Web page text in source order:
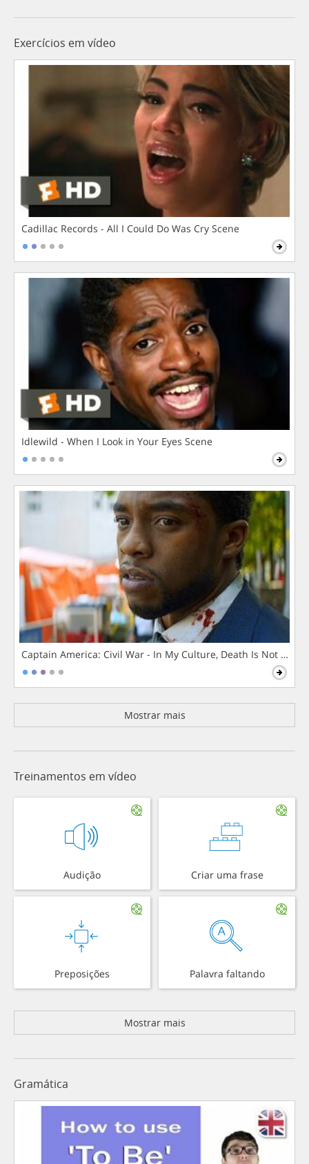
Exercícios em vídeo
Cadillac Records - All I Could Do Was Cry Scene
Idlewild - When I Look in Your Eyes Scene
Captain America: Civil War - In My Culture, Death Is Not The
Mostrar mais
Treinamentos em vídeo
Audição Criar uma frase
Preposições Palavra faltando
Mostrar mais
Gramática